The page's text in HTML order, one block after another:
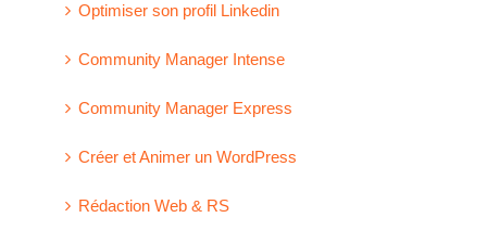
Optimiser son profil Linkedin
Community Manager Intense
Community Manager Express
Créer et Animer un WordPress
Rédaction Web & RS